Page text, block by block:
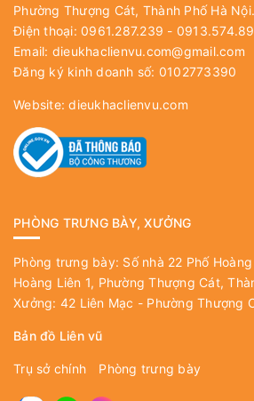
Phường Thượng Cát, Thành Phố Hà Nội.
Điện thoại: 0961.287.239 -
Email: dieukhaclienvu.com@gmail.com
Đăng ký kinh doanh số: 0102773390
Website:dieukhaclienvu.com
PHÒNG TRƯNG BÀY, XƯỞNG
Phòng trưng bày: Số nhà 22 Phố
Hoàng Liên 1, Phường Thượng Cát,
Xưởng: 42 Liên Mạc - Phường Thượng
Bản đồ Liên vũ
Trụ sở chính Phòng trưng bày